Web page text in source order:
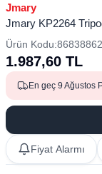
Jmary
Jmary KP2264
Ürün Kodu:
1.987,60 TL
En geç 9 Ağustos
Fiyat Alarmı